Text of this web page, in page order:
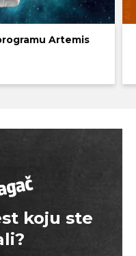
Artemis
koju ste